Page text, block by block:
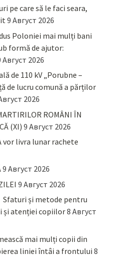
pe care să le faci seara,
9 Август 2026
Poloniei mai mulți bani
formă de ajutor:
Август 2026
de 110 kV „Porubne –
de lucru comună a părților
2026
ROMÂNI ÎN
(XI) 9 Август 2026
vor livra lunar rachete
9 Август 2026
9 Август 2026
și metode pentru
și atenției copiilor8 Август
mai mulți copii din
liniei întâi a frontului 8